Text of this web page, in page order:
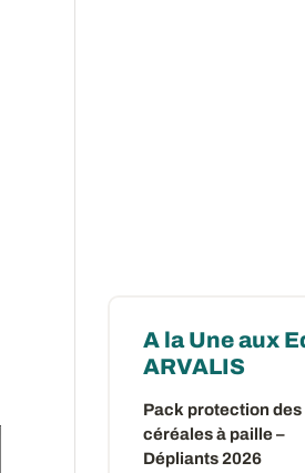
A la Une aux
ARVALIS
Pack protection des
céréales à paille –
Dépliants 2026